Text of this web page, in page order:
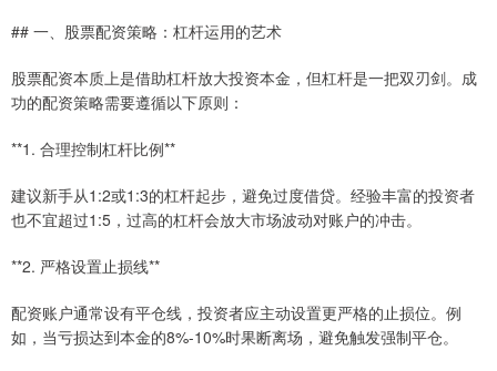
## 一、股票配资策略：杠杆运用的艺术
股票配资本质上是借助杠杆放大投资本金，但杠杆是一把双刃剑。成
功的配资策略需要遵循以下原则：
**1. 合理控制杠杆比例**
建议新手从1:2或1:3的杠杆起步，避免过度借贷。经验丰富的投资者
也不宜超过1:5，过高的杠杆会放大市场波动对账户的冲击。
**2. 严格设置止损线**
配资账户通常设有平仓线，投资者应主动设置更严格的止损位。例
如，当亏损达到本金的8%-10%时果断离场，避免触发强制平仓。